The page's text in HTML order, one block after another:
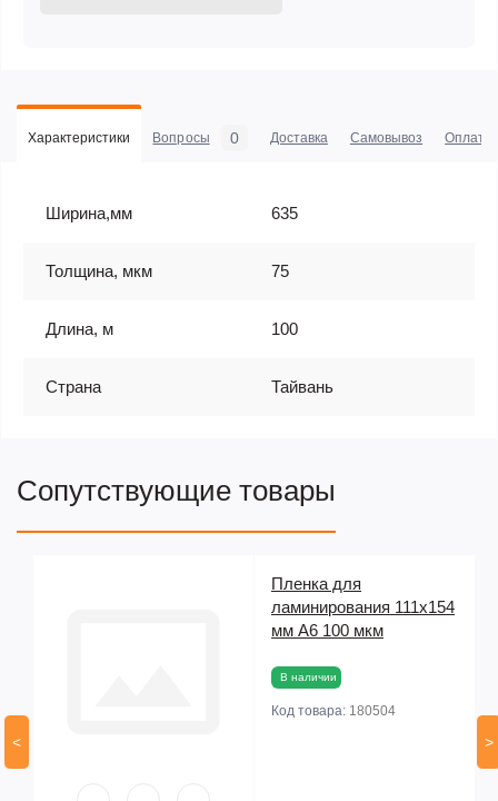
Характеристики Вопросы 0 Доставка Самовывоз Оплата
Ширина,мм 635
Толщина, мкм 75
Длина, м 100
Страна Тайвань
Сопутствующие товары
<
Пленка для
ламинирования 111х154
мм А6 100 мкм
В наличии
Код товара: 180504
>